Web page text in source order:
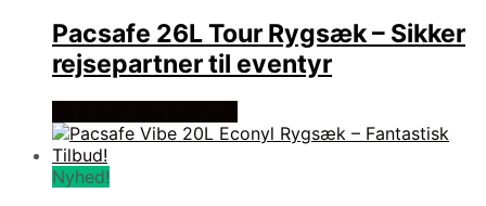
Pacsafe 26L Tour Rygsæk – Sikker
rejsepartner til eventyr
Nyhed!